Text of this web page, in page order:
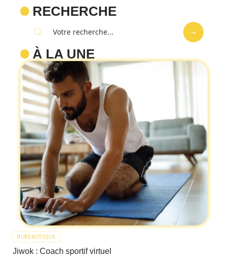
RECHERCHE
À LA UNE
BUREAUTIQUE
Jiwok : Coach sportif virtuel